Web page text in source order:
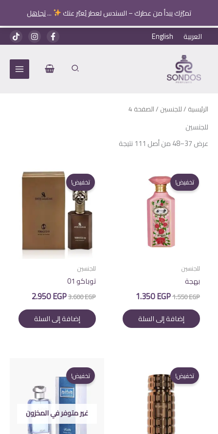
تميّزك يبدأ من عطرك – السندس لعطر يُعبّر عنك ...تجاهل
تخطي
إلى
العربية English
الرئيسية /للجنسين / الصفحة 4
للجنسين
عرض 37–48 من أصل 111 نتيجة
تخفيض!
للجنسين
بهجة
1.550EGP السعر
الأصلي
هو:
1.550 EGP.
1.350EGP
هو:
1.350 EGP. إضافة إلى السلة
تخفيض!
للجنسين
توباكو 01
3.600EGP السعر
الأصلي
هو:
3.600 EGP.
2.950EGP
هو:
2.950 EGP. إضافة إلى السلة
تخفيض!
غير متوفر في المخزون
تخفيض!